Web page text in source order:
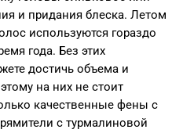
и придания блеска. Летом
используются гораздо
года. Без этих
достичь объема и
на них не стоит
качественные фены с
с турмалиновой